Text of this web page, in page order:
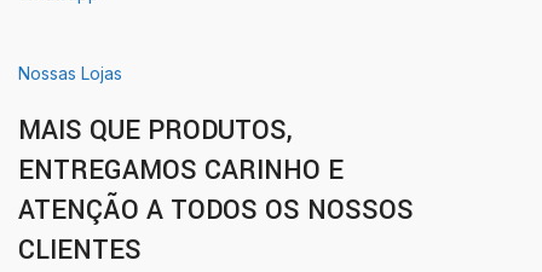
Nossas Lojas
MAIS QUE PRODUTOS,
ENTREGAMOS CARINHO E
ATENÇÃO A TODOS OS NOSSOS
CLIENTES